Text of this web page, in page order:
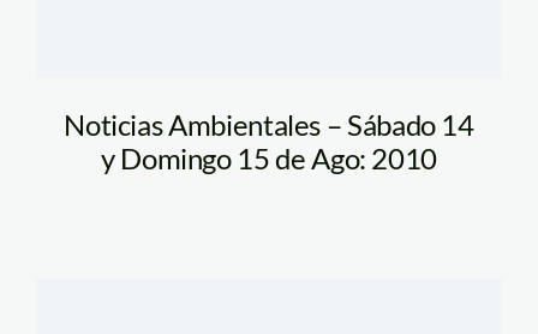
Noticias Ambientales – Sábado 14
y Domingo 15 de Ago: 2010